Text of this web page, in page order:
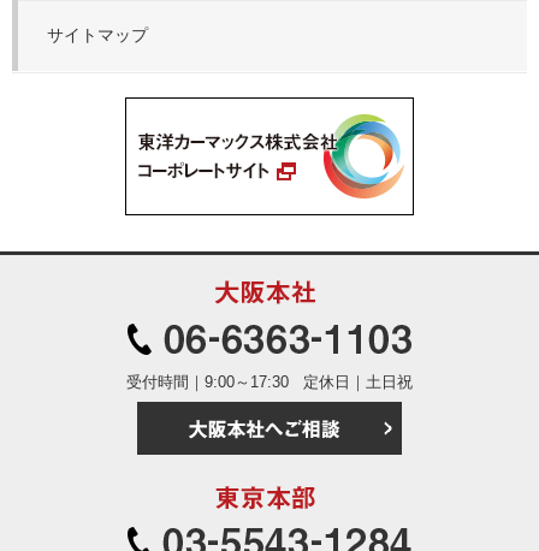
サイトマップ
受付時間｜9:00～17:30 定休日｜土日祝